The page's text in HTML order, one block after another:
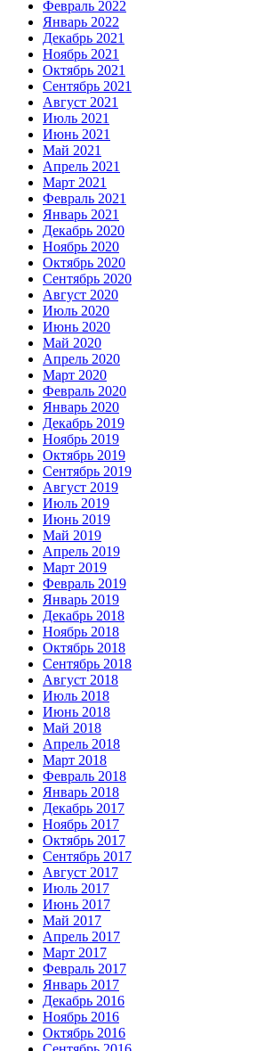
Февраль 2022
Январь 2022
Декабрь 2021
Ноябрь 2021
Октябрь 2021
Сентябрь 2021
Август 2021
Июль 2021
Июнь 2021
Май 2021
Апрель 2021
Март 2021
Февраль 2021
Январь 2021
Декабрь 2020
Ноябрь 2020
Октябрь 2020
Сентябрь 2020
Август 2020
Июль 2020
Июнь 2020
Май 2020
Апрель 2020
Март 2020
Февраль 2020
Январь 2020
Декабрь 2019
Ноябрь 2019
Октябрь 2019
Сентябрь 2019
Август 2019
Июль 2019
Июнь 2019
Май 2019
Апрель 2019
Март 2019
Февраль 2019
Январь 2019
Декабрь 2018
Ноябрь 2018
Октябрь 2018
Сентябрь 2018
Август 2018
Июль 2018
Июнь 2018
Май 2018
Апрель 2018
Март 2018
Февраль 2018
Январь 2018
Декабрь 2017
Ноябрь 2017
Октябрь 2017
Сентябрь 2017
Август 2017
Июль 2017
Июнь 2017
Май 2017
Апрель 2017
Март 2017
Февраль 2017
Январь 2017
Декабрь 2016
Ноябрь 2016
Октябрь 2016